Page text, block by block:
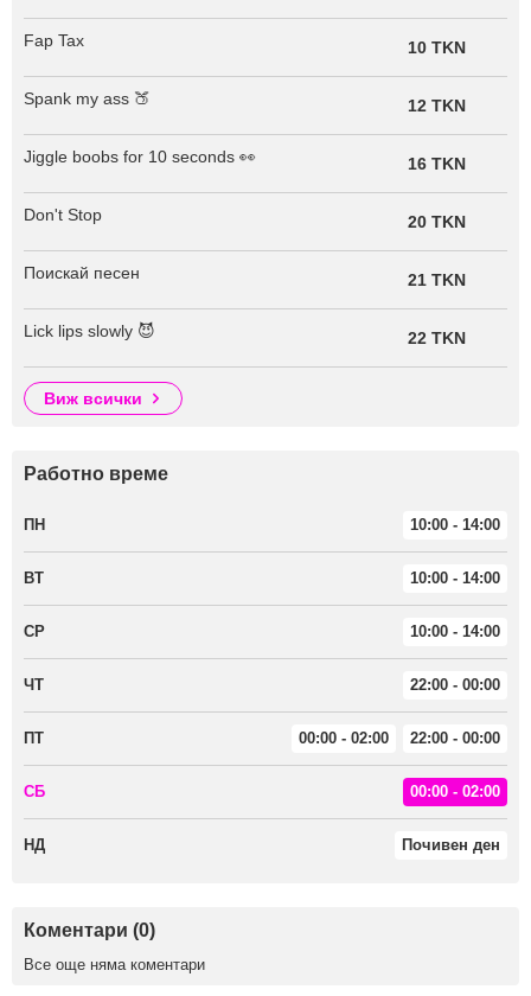
Fap Tax 10 TKN
Spank my ass 🍑 12 TKN
Jiggle boobs for 10 seconds 👀 16 TKN
Don't Stop 20 TKN
Поискай песен 21 TKN
Lick lips slowly 😈 22 TKN
виж всички
Работно време
ПН 10:00 - 14:00
ВТ 10:00 - 14:00
СР 10:00 - 14:00
ЧТ 22:00 - 00:00
ПТ 00:00 - 02:00 22:00 - 00:00
СБ 00:00 - 02:00
НД Почивен ден
Коментари (0)
Все още няма коментари